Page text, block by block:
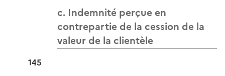
c. Indemnité perçue en
contrepartie de la cession de la
valeur de la clientèle
145